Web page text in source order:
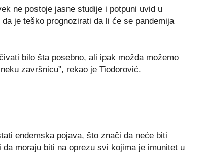
ne postoje jasne studije i potpuni uvid u
je teško prognozirati da li će se pandemija
bilo šta posebno, ali ipak možda možemo
završnicu”, rekao je Tiodorović.
endemska pojava, što znači da neće biti
moraju biti na oprezu svi kojima je imunitet u